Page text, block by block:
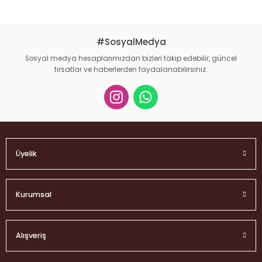
Gönder
#SosyalMedya
Sosyal medya hesaplarımızdan bizleri takip edebilir, güncel
fırsatlar ve haberlerden faydalanabilirsiniz.
Üyelik
Kurumsal
Alışveriş